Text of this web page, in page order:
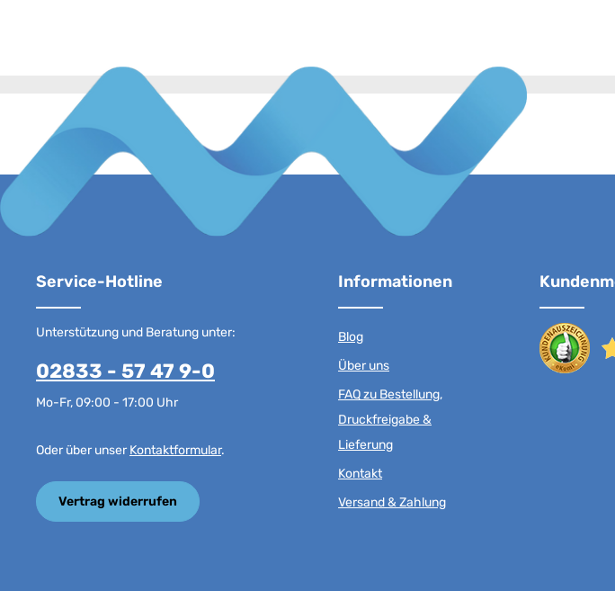
Service-Hotline
Unterstützung und Beratung unter:
02833 - 57 47 9-0
Mo-Fr, 09:00 - 17:00 Uhr
Oder über unserKontaktformular.
Vertrag widerrufen
Informationen
Blog
Über uns
FAQ zu Bestellung,
Druckfreigabe &
Lieferung
Kontakt
Versand & Zahlung